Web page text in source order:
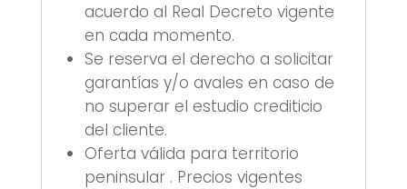
acuerdo al Real Decreto vigente
en cada momento.
Se reserva el derecho a solicitar
garantías y/o avales en caso de
no superar el estudio crediticio
del cliente.
Oferta válida para territorio
peninsular . Precios vigentes